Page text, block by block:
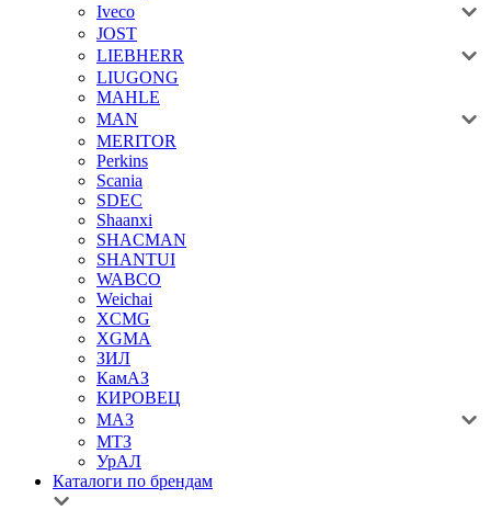
Iveco
JOST
LIEBHERR
LIUGONG
MAHLE
MAN
MERITOR
Perkins
Scania
SDEC
Shaanxi
SHACMAN
SHANTUI
WABCO
Weichai
XCMG
XGMA
ЗИЛ
КамАЗ
КИРОВЕЦ
МАЗ
МТЗ
УрАЛ
Каталоги по брендам